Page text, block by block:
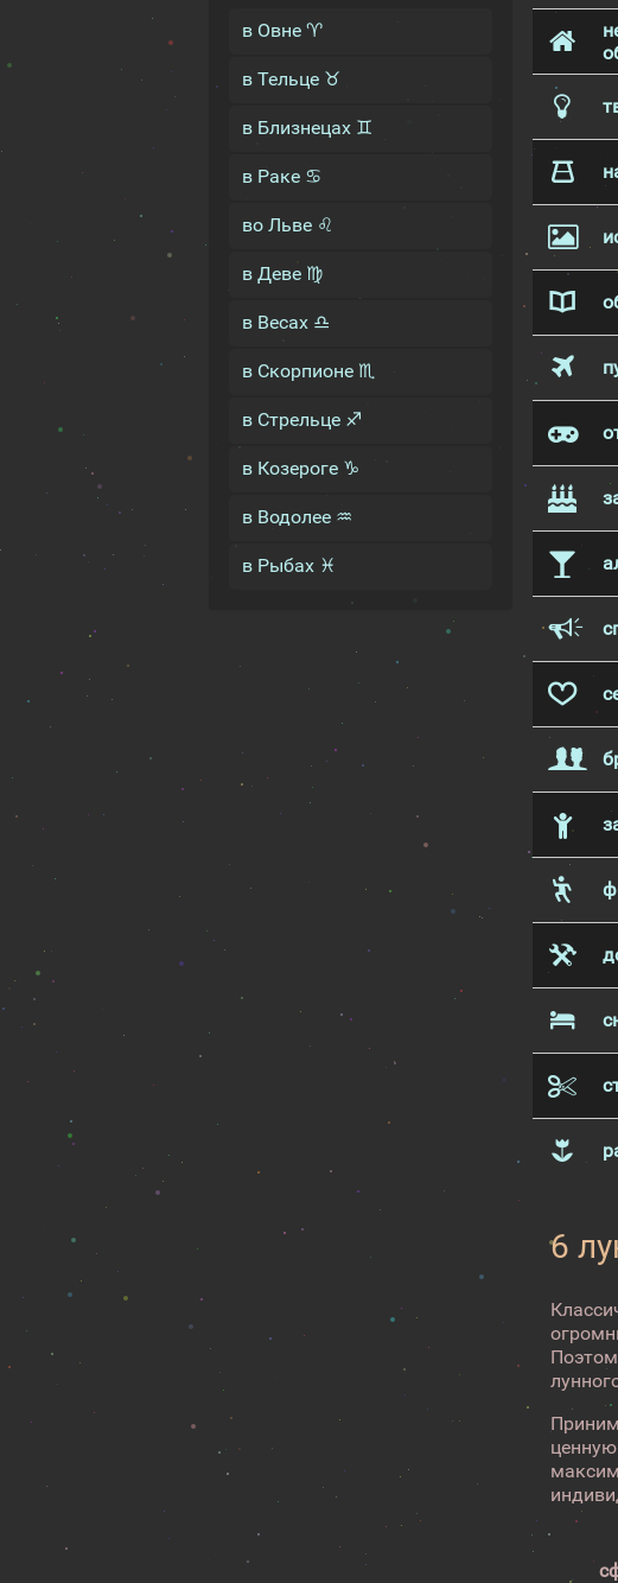
в Овне ♈
в Тельце ♉
в Близнецах ♊
в Раке ♋
во Льве ♌
в Деве ♍
в Весах ♎
в Скорпионе ♏
в Стрельце ♐
в Козероге ♑
в Водолее ♒
в Рыбах ♓
6